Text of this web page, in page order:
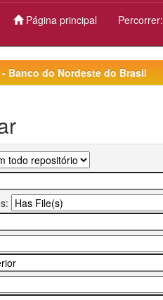
Página principal Percorrer:
- Banco do Nordeste do Brasil